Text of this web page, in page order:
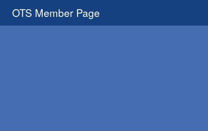
OTS Member Page